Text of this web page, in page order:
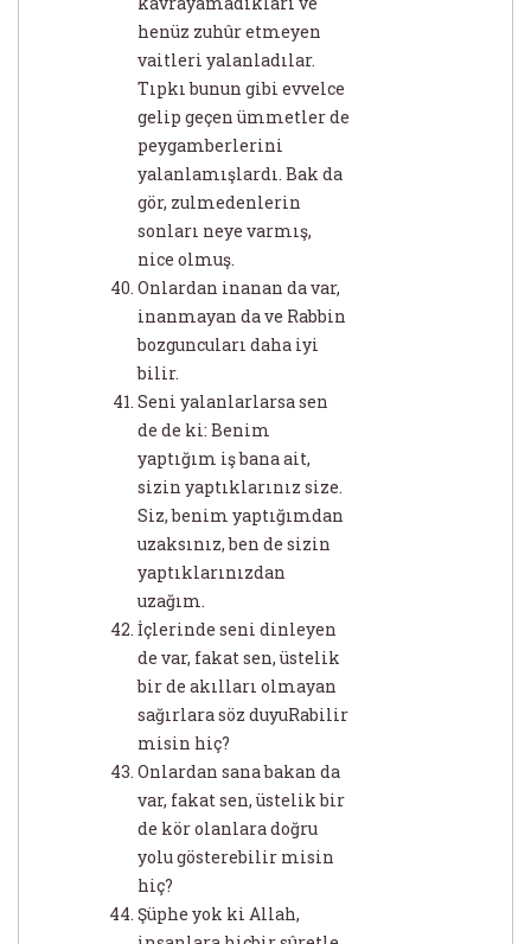
henüz zuhûr etmeyen
vaitleri yalanladılar.
Tıpkı bunun gibi evvelce
gelip geçen ümmetler de
peygamberlerini
yalanlamışlardı. Bak da
gör, zulmedenlerin
sonları neye varmış,
nice olmuş.
Onlardan inanan da var,
inanmayan da ve Rabbin
bozguncuları daha iyi
bilir.
Seni yalanlarlarsa sen
de de ki: Benim
yaptığım iş bana ait,
sizin yaptıklarınız size.
Siz, benim yaptığımdan
uzaksınız, ben de sizin
yaptıklarınızdan
uzağım.
İçlerinde seni dinleyen
de var, fakat sen, üstelik
bir de akılları olmayan
sağırlara söz duyuRabilir
misin hiç?
Onlardan sana bakan da
var, fakat sen, üstelik bir
de kör olanlara doğru
yolu gösterebilir misin
hiç?
Şüphe yok ki Allah,